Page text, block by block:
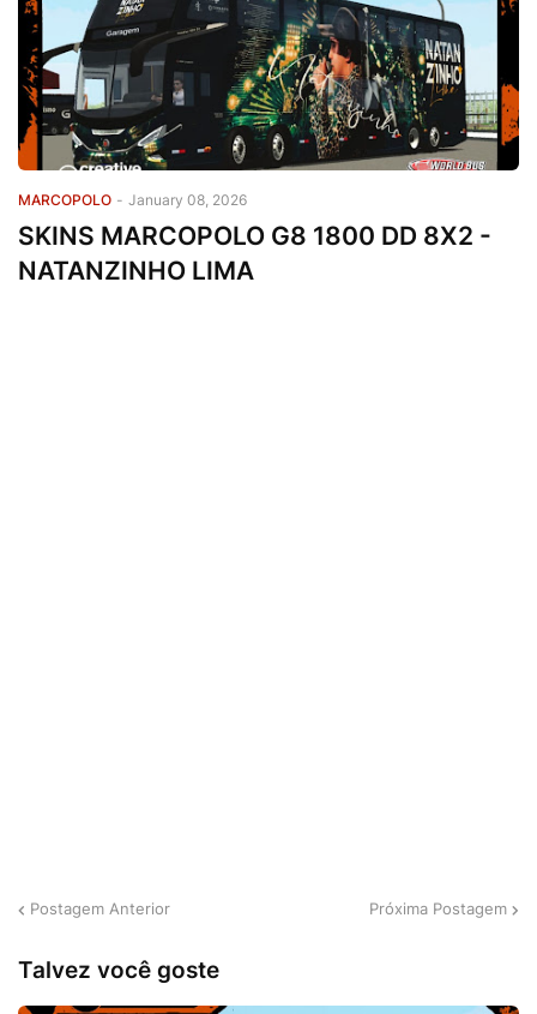
MARCOPOLO - January 08, 2026
SKINS MARCOPOLO G8 1800 DD 8X2 -
NATANZINHO LIMA
Postagem Anterior Próxima Postagem
Talvez você goste